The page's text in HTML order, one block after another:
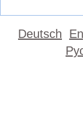
Deutsch